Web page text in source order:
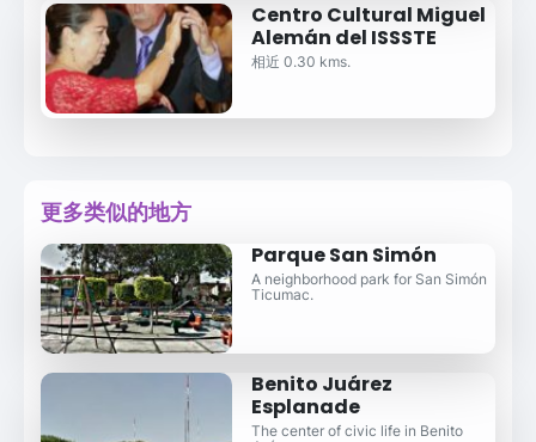
Centro Cultural Miguel
Alemán del ISSSTE
相近 0.30 kms.
更多类似的地方
Parque San Simón
A neighborhood park for San Simón
Ticumac.
Benito Juárez
Esplanade
The center of civic life in Benito